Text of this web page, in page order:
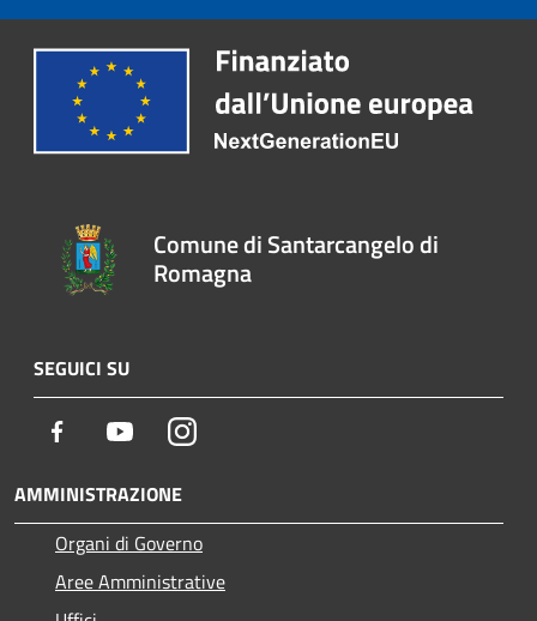
Comune di Santarcangelo di
Romagna
SEGUICI SU
Facebook YoutubeInstagram
AMMINISTRAZIONE
Organi di Governo
Aree Amministrative